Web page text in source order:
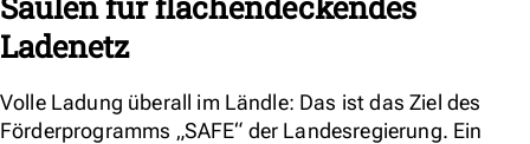
Ladenetz
Volle Ladung überall im Ländle: Das ist das Ziel des
Förderprogramms „SAFE“ der Landesregierung. Ein